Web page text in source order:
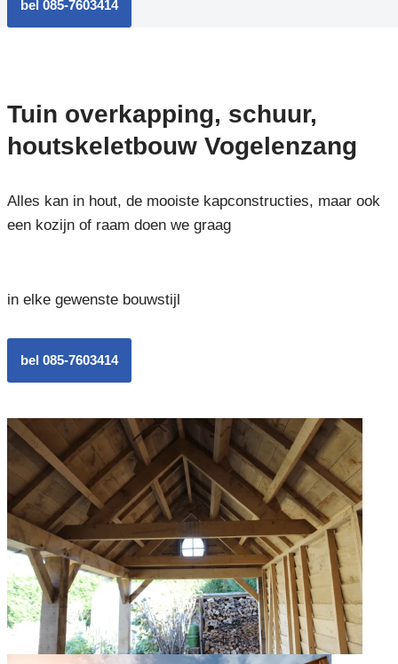
bel 085-7603414
Tuin overkapping, schuur,
houtskeletbouw Vogelenzang
Alles kan in hout, de mooiste kapconstructies, maar ook
een kozijn of raam doen we graag
in elke gewenste bouwstijl
bel 085-7603414